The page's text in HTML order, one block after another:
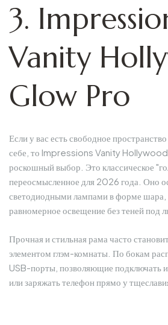
3.
Vanity
Glow Pro
Если у вас есть свободное
себе, то Impressions Vanity
роскошный выбор. Это классическое
переосмысленное для 2026 года. Оно
светодиодными лампами в форме шара,
равномерное освещение без теней под
Прочная и стильная рама часто
элементом глэм-комнаты. По бокам
USB-порты, позволяющие подключать
или заряжать телефон прямо у